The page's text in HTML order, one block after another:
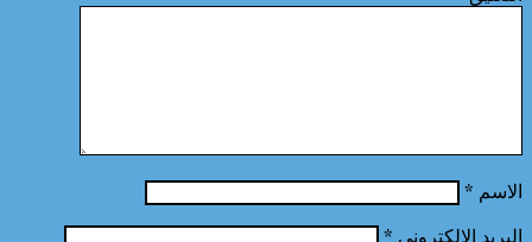
الاسم *
البريد الإلكتروني *